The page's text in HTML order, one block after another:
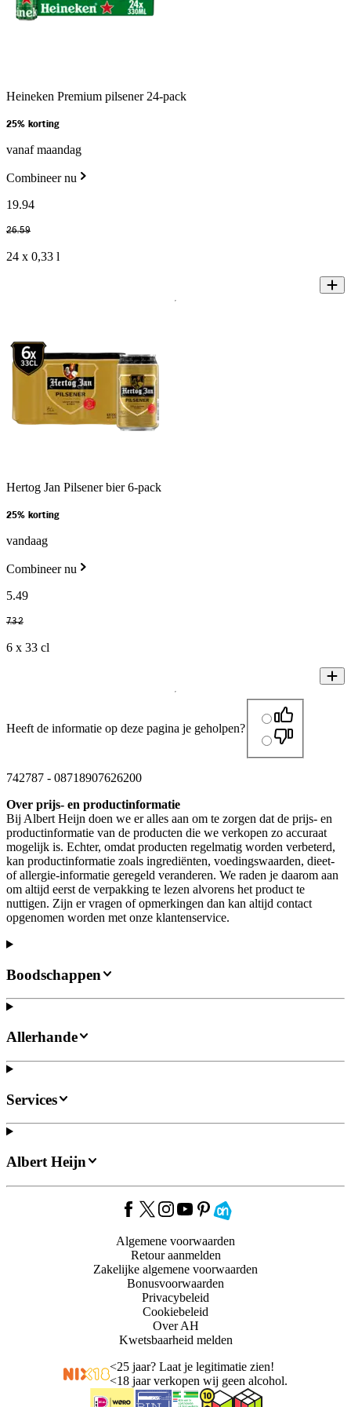
Heineken Premium pilsener 24-pack
25% korting
vanaf maandag
Combineer nu
19.94
26.59
24 x 0,33 l
Hertog Jan Pilsener bier 6-pack
25% korting
vandaag
Combineer nu
5.49
7.32
6 x 33 cl
Heeft de informatie op deze pagina je geholpen?
742787 - 08718907626200
Over prijs- en productinformatie
Bij Albert Heijn doen we er alles aan om te zorgen dat de prijs- en
productinformatie van de producten die we verkopen zo accuraat
mogelijk is. Echter, omdat producten regelmatig worden verbeterd,
kan productinformatie zoals ingrediënten, voedingswaarden, dieet-
of allergie-informatie geregeld veranderen. We raden je daarom aan
om altijd eerst de verpakking te lezen alvorens het product te
nuttigen. Zijn er vragen of opmerkingen dan kan altijd contact
opgenomen worden met onze klantenservice.
Boodschappen
Allerhande
Services
Albert Heijn
Algemene voorwaarden
Retour aanmelden
Zakelijke algemene voorwaarden
Bonusvoorwaarden
Privacybeleid
Cookiebeleid
Over AH
Kwetsbaarheid melden
<25 jaar? Laat je legitimatie zien!
<18 jaar verkopen wij geen alcohol.